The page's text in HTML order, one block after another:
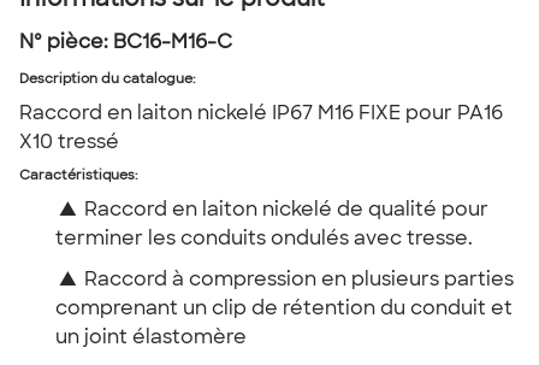
Nº pièce: BC16-M16-C
Description du catalogue:
Raccord en laiton nickelé IP67 M16 FIXE pour PA16
X10 tressé
Caractéristiques:
▲ Raccord en laiton nickelé de qualité pour
terminer les conduits ondulés avec tresse.
▲ Raccord à compression en plusieurs parties
comprenant un clip de rétention du conduit et
un joint élastomère